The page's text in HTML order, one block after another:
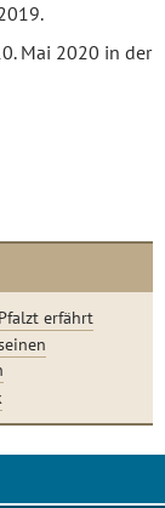
Mai 2020 in der
erfährt